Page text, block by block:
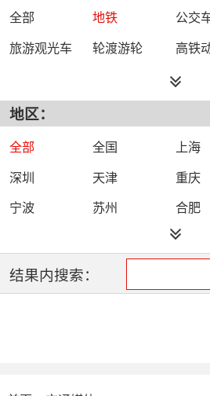
全部 地铁 公交
旅游观光车
轮渡游轮 高铁
地区：
全部 全国 上海
深圳
天津 重庆
宁波
苏州 合肥
西安
结果内搜索：